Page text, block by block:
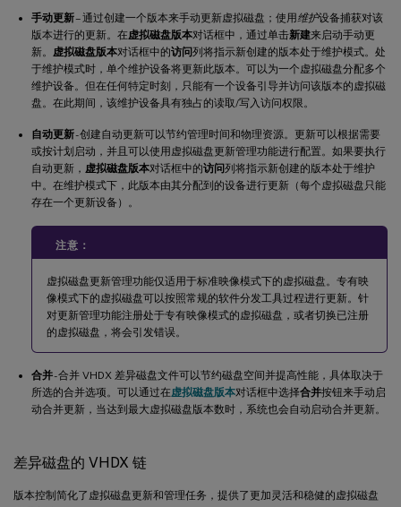
手动更新– 通过创建一个版本来手动更新虚拟磁盘；使用维护设备捕获对该
版本进行的更新。在虚拟磁盘版本对话框中，通过单击新建来启动手动更
新。 虚拟磁盘版本对话框中的访问列将指示新创建的版本处于维护模式。处
于维护模式时，单个维护设备将更新此版本。可以为一个虚拟磁盘分配多个
维护设备。但在任何特定时刻，只能有一个设备引导并访问该版本的虚拟磁
盘。在此期间，该维护设备具有独占的读取/写入访问权限。
自动更新- 创建自动更新可以节约管理时间和物理资源。更新可以根据需要
或按计划启动，并且可以使用虚拟磁盘更新管理功能进行配置。如果要执行
自动更新， 虚拟磁盘版本对话框中的访问列将指示新创建的版本处于维护
中。在维护模式下，此版本由其分配到的设备进行更新（每个虚拟磁盘只能
存在一个更新设备）。
注意：
虚拟磁盘更新管理功能仅适用于标准映像模式下的虚拟磁盘。专有映
像模式下的虚拟磁盘可以按照常规的软件分发工具过程进行更新。针
对更新管理功能注册处于专有映像模式的虚拟磁盘，或者切换已注册
的虚拟磁盘，将会引发错误。
合并- 合并 VHDX 差异磁盘文件可以节约磁盘空间并提高性能，具体取决于
所选的合并选项。可以通过在虚拟磁盘版本对话框中选择合并按钮来手动启
动合并更新，当达到最大虚拟磁盘版本数时，系统也会自动启动合并更新。
差异磁盘的 VHDX 链
版本控制简化了虚拟磁盘更新和管理任务，提供了更加灵活和稳健的虚拟磁盘